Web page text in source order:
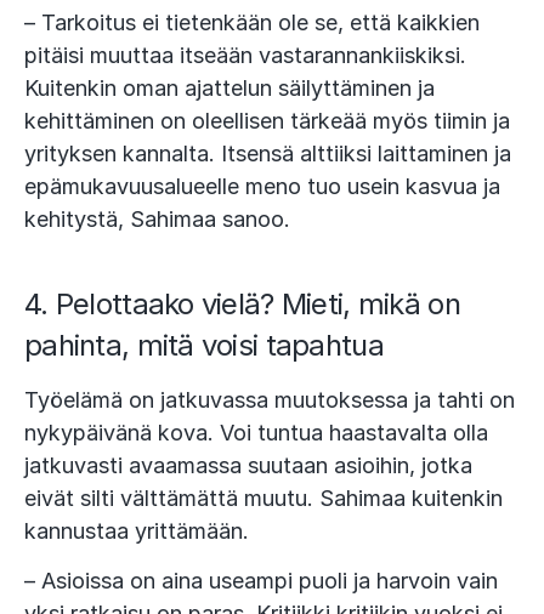
– Tarkoitus ei tietenkään ole se, että kaikkien
pitäisi muuttaa itseään vastarannankiiskiksi.
Kuitenkin oman ajattelun säilyttäminen ja
kehittäminen on oleellisen tärkeää myös tiimin ja
yrityksen kannalta. Itsensä alttiiksi laittaminen ja
epämukavuusalueelle meno tuo usein kasvua ja
kehitystä, Sahimaa sanoo.
4. Pelottaako vielä? Mieti, mikä on
pahinta, mitä voisi tapahtua
Työelämä on jatkuvassa muutoksessa ja tahti on
nykypäivänä kova. Voi tuntua haastavalta olla
jatkuvasti avaamassa suutaan asioihin, jotka
eivät silti välttämättä muutu. Sahimaa kuitenkin
kannustaa yrittämään.
– Asioissa on aina useampi puoli ja harvoin vain